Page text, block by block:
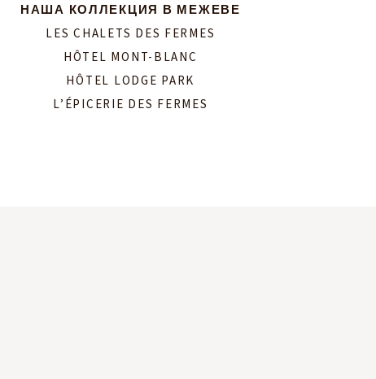
НАША КОЛЛЕКЦИЯ В МЕЖЕВЕ
LES CHALETS DES FERMES
HÔTEL MONT-BLANC
HÔTEL LODGE PARK
L’ÉPICERIE DES FERMES